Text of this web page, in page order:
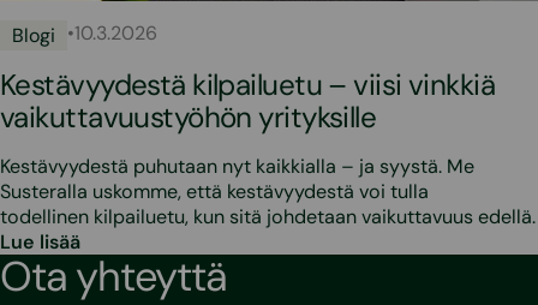
Blogi •10.3.2026
Kestävyydestä kilpailuetu – viisi vinkkiä
vaikuttavuustyöhön yrityksille
Kestävyydestä puhutaan nyt kaikkialla – ja syystä. Me
Susteralla uskomme, että kestävyydestä voi tulla
todellinen kilpailuetu, kun sitä johdetaan vaikuttavuus edellä.
Lue lisää
Ota yhteyttä